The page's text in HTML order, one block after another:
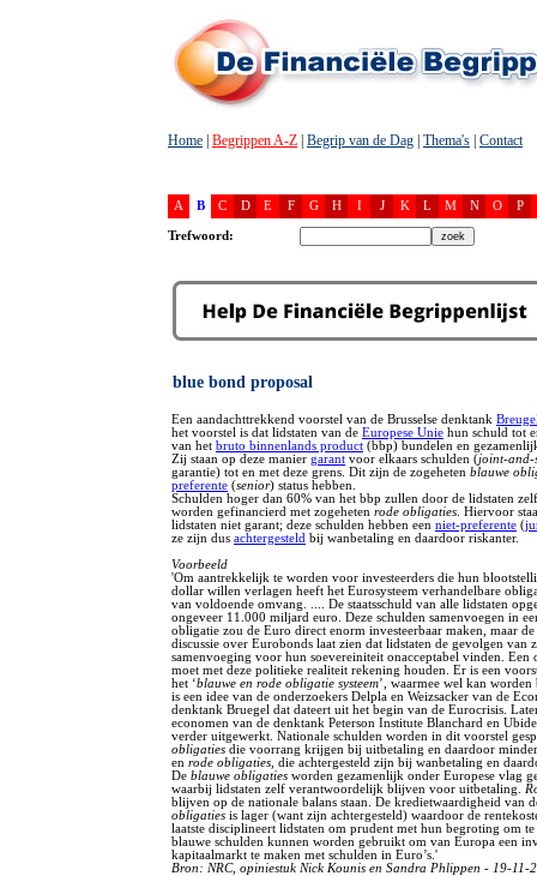
Home Begrippen A-Z Begrip van de Dag Thema's Contact
A B C D E F G H I J K L M N O P
Trefwoord:
blue bond proposal
Een aandachttrekkend voorstel van de Brusselse denktank
het voorstel is dat lidstaten van de Europese Unie hun schuld tot
van het bruto binnenlands product (bbp) bundelen en
Zij staan op deze manier garant voor elkaars schulden (joint-and-
garantie) tot en met deze grens. Dit zijn de zogeheten blauwe
preferente (senior) status hebben.
Schulden hoger dan 60% van het bbp zullen door de lidstaten
worden gefinancierd met zogeheten rode obligaties . Hiervoor
lidstaten niet garant; deze schulden hebben een niet-preferente (
ze zijn dus achtergesteld bij wanbetaling en daardoor riskanter.
Voorbeeld
'Om aantrekkelijk te worden voor investeerders die hun
dollar willen verlagen heeft het Eurosysteem verhandelbare
van voldoende omvang. .... De staatsschuld van alle lidstaten
ongeveer 11.000 miljard euro. Deze schulden samenvoegen in
obligatie zou de Euro direct enorm investeerbaar maken, maar
discussie over Eurobonds laat zien dat lidstaten de gevolgen van
samenvoeging voor hun soevereiniteit onacceptabel vinden. Een
moet met deze politieke realiteit rekening houden. Er is een
het ‘blauwe en rode obligatie systeem’, waarmee wel kan
is een idee van de onderzoekers Delpla en Weizsacker van de
denktank Bruegel dat dateert uit het begin van de Eurocrisis.
economen van de denktank Peterson Institute Blanchard en
verder uitgewerkt. Nationale schulden worden in dit voorstel
obligaties die voorrang krijgen bij uitbetaling en daardoor
en rode obligaties, die achtergesteld zijn bij wanbetaling en
De blauwe obligaties worden gezamenlijk onder Europese vlag
waarbij lidstaten zelf verantwoordelijk blijven voor uitbetaling.
blijven op de nationale balans staan. De kredietwaardigheid van
obligaties is lager (want zijn achtergesteld) waardoor de
laatste disciplineert lidstaten om prudent met hun begroting om te
blauwe schulden kunnen worden gebruikt om van Europa een
kapitaalmarkt te maken met schulden in Euro’s.'
Bron: NRC, opiniestuk Nick Kounis en Sandra Phlippen - 19-11-